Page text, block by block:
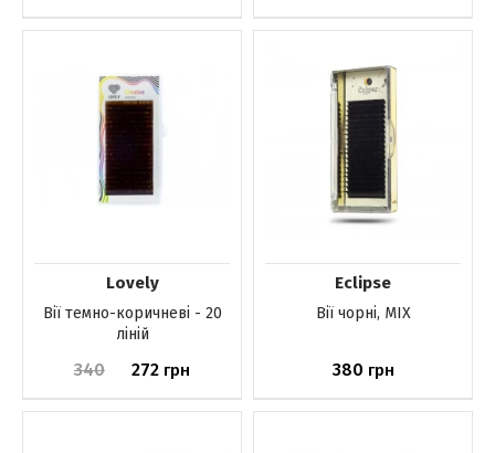
Lovely
Вії темно-коричневі - 20
ліній
340 272 грн
Eclipse
Вії чорні, MIX
380 грн